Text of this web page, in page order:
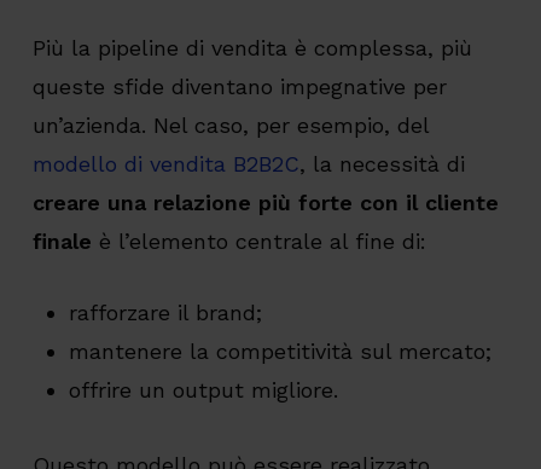
Più la pipeline di vendita è complessa, più
queste sfide diventano impegnative per
un’azienda. Nel caso, per esempio, del
modello di vendita B2B2C, la necessità di
creare una relazione più forte con il cliente
finale è l’elemento centrale al fine di:
rafforzare il brand;
mantenere la competitività sul mercato;
offrire un output migliore.